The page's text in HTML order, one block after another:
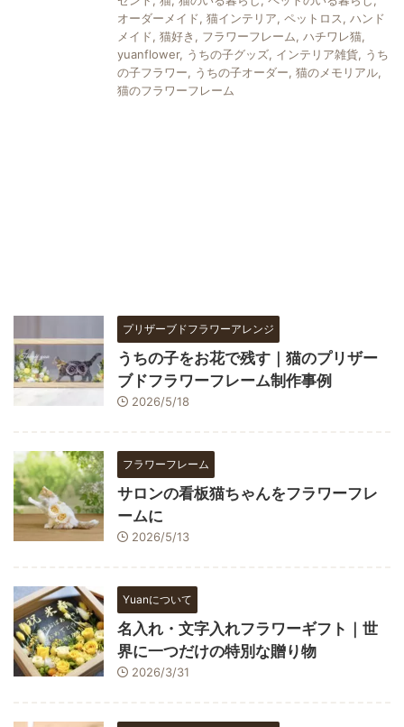
オーダーメイド, 猫インテリア, ペットロス, ハンド
メイド, 猫好き , フラワーフレーム, ハチワレ猫,
yuanflower, うちの子グッズ, インテリア雑貨, うち
の子フラワー, うちの子オーダー, 猫のメモリアル,
猫のフラワーフレーム
プリザーブドフラワーアレンジ
うちの子をお花で残す｜猫のプリザー
ブドフラワーフレーム制作事例
2026/5/18
フラワーフレーム
サロンの看板猫ちゃんをフラワーフレ
ームに
2026/5/13
Yuanについて
名入れ・文字入れフラワーギフト｜世
界に一つだけの特別な贈り物
2026/3/31